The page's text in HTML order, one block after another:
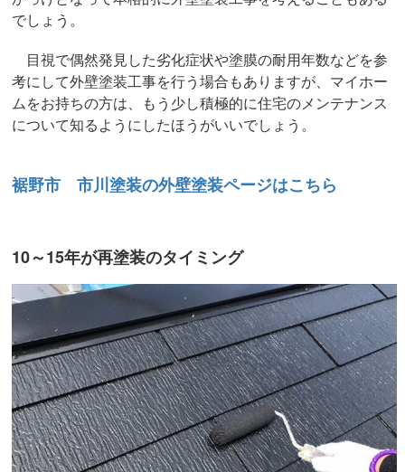
でしょう。
目視で偶然発見した劣化症状や塗膜の耐用年数などを参
考にして外壁塗装工事を行う場合もありますが、マイホー
ムをお持ちの方は、もう少し積極的に住宅のメンテナンス
について知るようにしたほうがいいでしょう。
裾野市 市川塗装の外壁塗装ページはこちら
10～15年が再塗装のタイミング